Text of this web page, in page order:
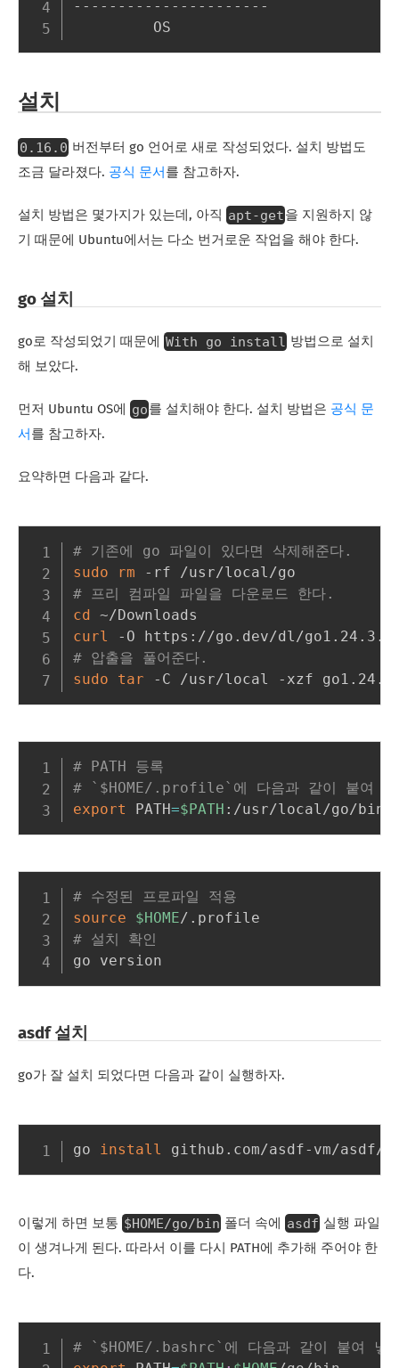
----------------------
설치
0.16.0 버전부터 go 언어로 새로 작성되었다. 설치 방법도
조금 달라졌다. 공식 문서 를 참고하자.
설치 방법은 몇가지가 있는데, 아직 apt-get 을 지원하지 않
기 때문에 Ubuntu에서는 다소 번거로운 작업을 해야 한다.
go 설치
go로 작성되었기 때문에 With go install 방법으로 설치
해 보았다.
먼저 Ubuntu OS에 go 를 설치해야 한다. 설치 방법은 공식 문
서 를 참고하자.
요약하면 다음과 같다.
# 기존에 go 파일이 있다면 삭제해준다.
sudo
rm
# 프리 컴파일 파일을 다운로드 한다.
cd
curl
# 압출을 풀어준다.
sudo
tar
# PATH 등록
# `$HOME/.profile`에 다음과 같이 붙여 넣
export PATH=$PATH
# 수정된 프로파일 적용
source
$HOME
# 설치 확인
asdf 설치
go가 잘 설치 되었다면 다음과 같이 실행하자.
go install
이렇게 하면 보통 $HOME/go/bin 폴더 속에 asdf 실행 파일
이 생겨나게 된다. 따라서 이를 다시 PATH에 추가해 주어야 한
다.
# `$HOME/.bashrc`에 다음과 같이 붙여 넣